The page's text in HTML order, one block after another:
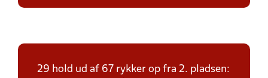
29 hold ud af 67 rykker op fra 2. pladsen: